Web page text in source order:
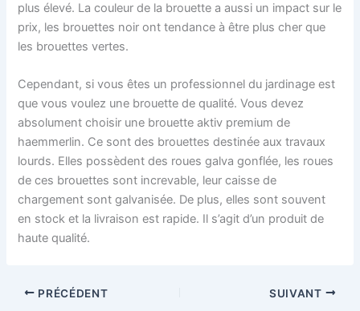
plus élevé. La couleur de la brouette a aussi un impact sur le
prix, les brouettes noir ont tendance à être plus cher que
les brouettes vertes.
Cependant, si vous êtes un professionnel du jardinage est
que vous voulez une brouette de qualité. Vous devez
absolument choisir une brouette aktiv premium de
haemmerlin. Ce sont des brouettes destinée aux travaux
lourds. Elles possèdent des roues galva gonflée, les roues
de ces brouettes sont increvable, leur caisse de
chargement sont galvanisée. De plus, elles sont souvent
en stock et la livraison est rapide. Il s’agit d’un produit de
haute qualité.
PRÉCÉDENT SUIVANT